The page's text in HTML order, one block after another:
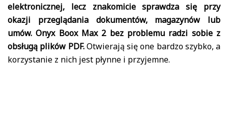
elektronicznej, lecz znakomicie sprawdza się przy
okazji przeglądania dokumentów, magazynów lub
umów. Onyx Boox Max 2 bez problemu radzi sobie z
obsługą plików PDF.Otwierają się one bardzo szybko, a
korzystanie z nich jest płynne i przyjemne.